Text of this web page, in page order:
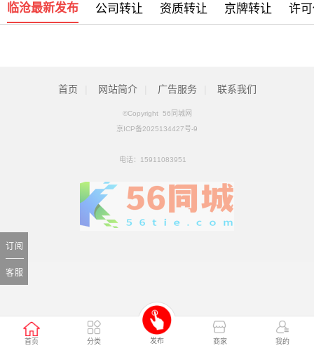
首页 分类 发布 商家 我的
浙江伟星新型建材股份有限公司关于收购北京松田程科技有限公司控股权的公告
临沧最新发布 公司转让 资质转让 京牌转让 许
订阅
客服
首页 网站简介 广告服务 联系我们
©Copyright 56同城网
京ICP备2025134427号-9
电话： 15911083951